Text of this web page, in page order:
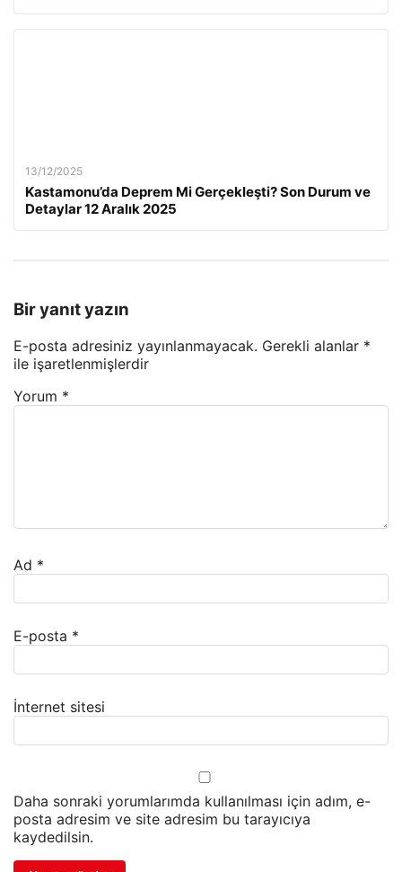
13/12/2025
Kastamonu’da Deprem Mi Gerçekleşti? Son Durum ve
Detaylar 12 Aralık 2025
Bir yanıt yazın
E-posta adresiniz yayınlanmayacak. Gerekli alanlar *
ile işaretlenmişlerdir
Yorum *
Ad *
E-posta *
İnternet sitesi
Daha sonraki yorumlarımda kullanılması için adım, e-
posta adresim ve site adresim bu tarayıcıya
kaydedilsin.